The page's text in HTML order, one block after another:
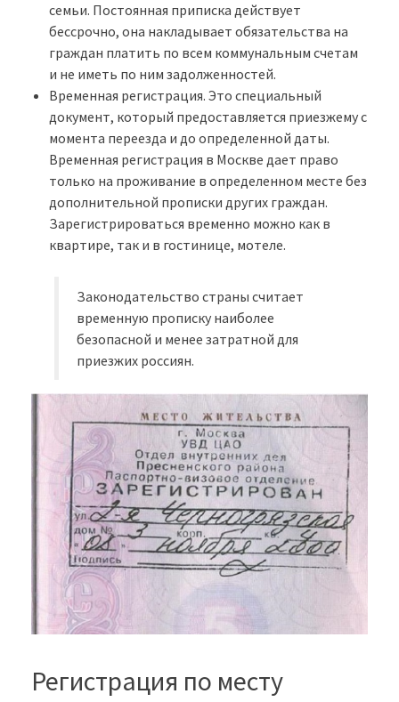
семьи. Постоянная приписка действует
бессрочно, она накладывает обязательства на
граждан платить по всем коммунальным счетам
и не иметь по ним задолженностей.
Временная регистрация. Это специальный
документ, который предоставляется приезжему с
момента переезда и до определенной даты.
Временная регистрация в Москве дает право
только на проживание в определенном месте без
дополнительной прописки других граждан.
Зарегистрироваться временно можно как в
квартире, так и в гостинице, мотеле.
Законодательство страны считает
временную прописку наиболее
безопасной и менее затратной для
приезжих россиян.
Регистрация по месту